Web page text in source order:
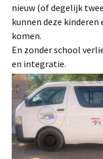
nieuw (of degelijk
kunnen deze
komen.
En zonder school
en integratie.